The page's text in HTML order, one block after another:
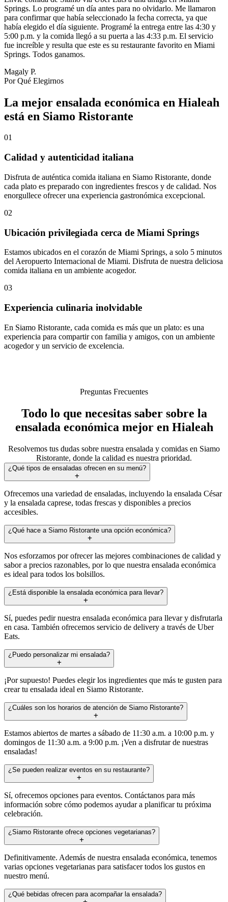
Springs. Lo programé un día antes para no olvidarlo. Me llamaron
para confirmar que había seleccionado la fecha correcta, ya que
había elegido el día siguiente. Programé la entrega entre las 4:30 y
5:00 p.m. y la comida llegó a su puerta a las 4:33 p.m. El servicio
fue increíble y resulta que este es su restaurante favorito en Miami
Springs. Todos ganamos.
Magaly P.
Por Qué Elegirnos
La mejor ensalada económica en Hialeah
está en Siamo Ristorante
01
Calidad y autenticidad italiana
Disfruta de auténtica comida italiana en Siamo Ristorante, donde
cada plato es preparado con ingredientes frescos y de calidad. Nos
enorgullece ofrecer una experiencia gastronómica excepcional.
02
Ubicación privilegiada cerca de Miami Springs
Estamos ubicados en el corazón de Miami Springs, a solo 5 minutos
del Aeropuerto Internacional de Miami. Disfruta de nuestra deliciosa
comida italiana en un ambiente acogedor.
03
Experiencia culinaria inolvidable
En Siamo Ristorante, cada comida es más que un plato: es una
experiencia para compartir con familia y amigos, con un ambiente
acogedor y un servicio de excelencia.
Preguntas Frecuentes
Todo lo que necesitas saber sobre la
ensalada económica mejor en Hialeah
Resolvemos tus dudas sobre nuestra ensalada y comidas en Siamo
Ristorante, donde la calidad es nuestra prioridad.
¿Qué tipos de ensaladas ofrecen en su menú?
Ofrecemos una variedad de ensaladas, incluyendo la ensalada César
y la ensalada caprese, todas frescas y disponibles a precios
accesibles.
¿Qué hace a Siamo Ristorante una opción económica?
Nos esforzamos por ofrecer las mejores combinaciones de calidad y
sabor a precios razonables, por lo que nuestra ensalada económica
es ideal para todos los bolsillos.
¿Está disponible la ensalada económica para llevar?
Sí, puedes pedir nuestra ensalada económica para llevar y disfrutarla
en casa. También ofrecemos servicio de delivery a través de Uber
Eats.
¿Puedo personalizar mi ensalada?
¡Por supuesto! Puedes elegir los ingredientes que más te gusten para
crear tu ensalada ideal en Siamo Ristorante.
¿Cuáles son los horarios de atención de Siamo Ristorante?
Estamos abiertos de martes a sábado de 11:30 a.m. a 10:00 p.m. y
domingos de 11:30 a.m. a 9:00 p.m. ¡Ven a disfrutar de nuestras
ensaladas!
¿Se pueden realizar eventos en su restaurante?
Sí, ofrecemos opciones para eventos. Contáctanos para más
información sobre cómo podemos ayudar a planificar tu próxima
celebración.
¿Siamo Ristorante ofrece opciones vegetarianas?
Definitivamente. Además de nuestra ensalada económica, tenemos
varias opciones vegetarianas para satisfacer todos los gustos en
nuestro menú.
¿Qué bebidas ofrecen para acompañar la ensalada?